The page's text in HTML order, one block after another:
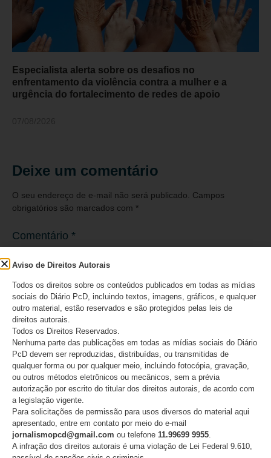
Especialista alerta sobre os desafios no
enfrentamento da violência contra a mulher e a
urgência do fortalecimento de redes de apoio
Deixe um comentário
O seu endereço de e-mail não será publicado. Campos
obrigatórios são marcados com *
Comentário *
Nome*
Aviso de Direitos Autorais
Todos os direitos sobre os conteúdos publicados em todas as mídias
sociais do Diário PcD, incluindo textos, imagens, gráficos, e qualquer
outro material, estão reservados e são protegidos pelas leis de
direitos autorais.
Todos os Direitos Reservados.
Nenhuma parte das publicações em todas as mídias sociais do Diário
PcD devem ser reproduzidas, distribuídas, ou transmitidas de
qualquer forma ou por qualquer meio, incluindo fotocópia, gravação,
ou outros métodos eletrônicos ou mecânicos, sem a prévia
autorização por escrito do titular dos direitos autorais, de acordo com
a legislação vigente.
Para solicitações de permissão para usos diversos do material aqui
apresentado, entre em contato por meio do e-mail
jornalismopcd@gmail.com ou telefone 11.99699 9955.
A infração dos direitos autorais é uma violação de Lei Federal 9.610,